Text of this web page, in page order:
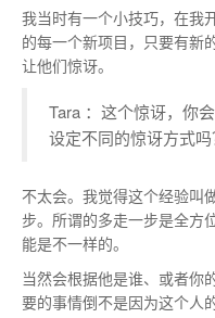
我当时有一个小技巧，在我
的每一个新项目，只要有新
让他们惊讶。
Tara ：这个惊讶，你
设定不同的惊讶方式吗
不太会。我觉得这个经验叫
步。所谓的多走一步是全方
能是不一样的。
当然会根据他是谁、或者你
要的事情倒不是因为这个人